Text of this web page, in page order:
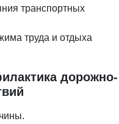
транспортных
труда и отдыха
дорожно-